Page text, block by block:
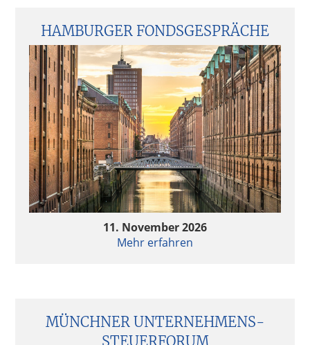
HAMBURGER FONDSGESPRÄCHE
11. November 2026
Mehr erfahren
MÜNCHNER UNTERNEHMENS­
STEUERFORUM